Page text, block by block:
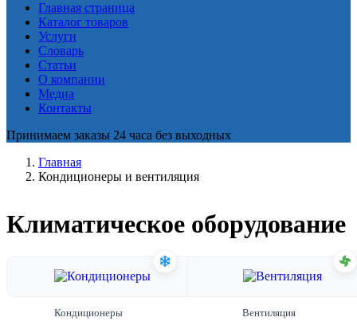
Главная страница
Каталог товаров
Услуги
Словарь
Статьи
О компании
Медиа
Контакты
Принимаем заказы 24 часа без выходных
Главная
Кондиционеры и вентиляция
Климатическое оборудование
Кондиционеры Вентиляция